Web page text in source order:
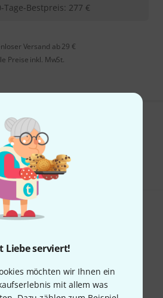
Liebe serviert!
möchten wir Ihnen ein
mit allem was
Tage-Bestpreis: 277 €
Versand ab 29 €
Preise inkl. MwSt.
was Sie sehen?
Hilfe & Feedback
Newsletter
Newsletter und gewinne mit